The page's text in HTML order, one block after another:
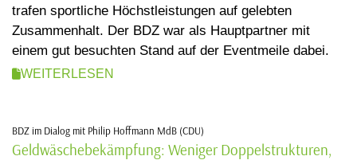
trafen sportliche Höchstleistungen auf gelebten
Zusammenhalt. Der BDZ war als Hauptpartner mit
einem gut besuchten Stand auf der Eventmeile dabei.
WEITERLESEN
BDZ im Dialog mit Philip Hoffmann MdB (CDU)
Geldwäschebekämpfung: Weniger Doppelstrukturen,